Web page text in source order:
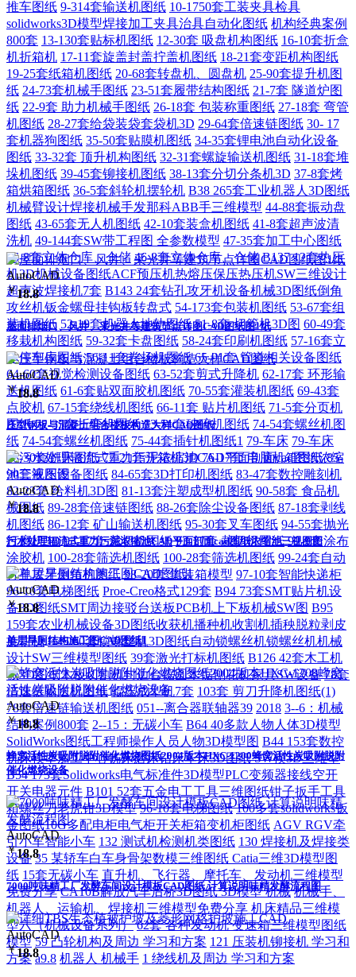
推车图纸 9-314套输送机图纸 10-1750套工装夹具检具
solidworks3D模型焊接加工夹具治具自动化图纸 机构经典案例
800套 13-130套贴标机图纸 12-30套 吸盘机构图纸 16-10套折盒
机折箱机 17-11套旋盖封盖拧盖机图纸 18-21套变距机构图纸
19-25套纸箱机图纸 20-68套转盘机、圆盘机 25-90套提升机图
纸 24-73套机械手图纸 23-51套履带结构图纸 21-7套 隧道炉图
纸 22-9套 助力机械手图纸 26-18套 包装称重图纸 27-18套 弯管
机图纸 28-27套给袋装袋套袋机3D 29-64套倍速链图纸 30- 17
套机器狗图纸 35-50套贴膜机图纸 34-35套锂电池自动化设备
图纸 33-32套 顶升机构图纸 32-31套螺旋输送机图纸 31-18套堆
垛机图纸 39-45套铆接机图纸 38-13套分切分条机3D 37-8套烤
箱烘箱图纸 36-5套斜轮机摆轮机 B38 265套工业机器人3D图纸
机械臂设计焊接机械手发那科ABB手三维模型 44-88套振动盘
图纸 43-65套无人机图纸 42-10套装盒机图纸 41-8套超声波清
洗机 49-144套SW带工程图 全参数模型 47-35套加工中心图纸
46-8套立体仓库、仓储 46-8套立体仓库、仓储 B137 12套热压
机3D机械设备图纸ACF预压机热熔压保压热压机SW三维设计
超声波焊接机7套 B143 24套钻孔攻牙机设备机械3D图纸倒角
攻丝机钣金螺母挂钩板转盘式 54-173套包装机图纸 53-67套组
装机图纸 52-19套机器人地轨图纸 51-8套 切管机3D图 60-49套
移栽机构图纸 59-32套卡盘图纸 58-24套印刷机图纸 57-16套立
体停车库图纸 56-11套卷扬机图纸 65-91套 管道相关设备图纸
64-60套视觉检测设备图纸 63-52套剪式升降机 62-17套 环形输
送机图纸 61-6套贴双面胶机图纸 70-55套灌装机图纸 69-43套
点胶机 67-15套绕线机图纸 66-11套 贴片机图纸 71-5套分页机
图纸 72-35套折弯机图纸 73-51套破碎机图纸 74-54套螺丝机图
纸 74-54套螺丝机图纸 75-44套插针机图纸1 79-车床 79-车床
78-30套铣床图纸 77-21套开箱机3D 76-17套 电脑机箱图纸 85-
90套液压设备图纸 84-65套3D打印机图纸 83-47套数控雕刻机
82-23套 给料机3D图 81-13套注塑成型机图纸 90-58套 食品机
械图纸 89-28套倍速链图纸 88-26套除尘设备图纸 87-18套剥线
机图纸 86-12套 矿山输送机图纸 95-30套叉车图纸 94-55套抛光
打磨机3D 93-17套 裁切机图纸 93-17套 裁切机图纸 92-9套涂布
涂胶机 100-28套筛选机图纸 100-28套筛选机图纸 99-24套自动
打孔攻牙倒角机图纸 98-20套 集装箱模型 97-10套智能快递柜
96-10套电梯图纸 Proe-Creo格式129套 B94 73套SMT贴片机设
备3D图纸SMT周边接驳台送板PCB机上下板机械SW图 B95
159套农业机械设备3D图纸收获机播种机收割机插秧脱粒剥皮
旋耕机 B46 60套锁螺丝机3D图纸自动锁螺丝机锁螺丝机机械
设计SW三维模型图纸 39套激光打标机图纸 B126 42套木工机
械3D图纸木板切割机封边台锯圆木锯刨花机家具SW设备 78套
倍速链输送机图纸 辊压成型机7套 103套 剪刀升降机图纸(1)
78套倍速链输送机图纸 051--离合器联轴器39 2018 3--6：机械
结构案例800套 2--15：无碳小车 B64 40多款人物人体3D模型
SolidWorks图纸工程师操作人员人物3D模型图 B44 153套数控
机床模型加工中心铣床磨床钻床车床3D图纸 SW模3D三维型
B54 173套Solidworks电气标准件3D模型PLC变频器接线空开
开关电器元件 B101 52套五金电工工具三维图纸钳子扳手工具
箱螺丝刀老虎钳3D模型 96-10套电梯图纸 100多套solidworks钣
金图纸10G多配电柜电气柜开关柜箱变机柜图纸 AGV RGV牵
引小车智能小车 132 测试机检测机类图纸 130 焊接机及焊接类
设备 35 某轿车白车身骨架数模三维图纸 Catia三维3D模型图
纸 15套无碳小车 直升机、飞行器、摩托车、发动机三维模型
免费分享 CA10B解放汽车后桥3D图纸 3D模型 机械 机械手、
机器人、运输机、焊接机三维模型免费分享 机床精品三维模
型六（机械设备系列） 62套 各种发动机 变速箱三维模型图纸
模型 59 凸轮机构及周边 学习和方案 121 压装机铆接机 学习和
方案 a9.8 机器人 机械手 1 绕线机及周边 学习和方案
AutoCAD
￥18.8
屋面排烟口、风井、采光井等建筑节点详图CAD图纸图1纸
AutoCAD
￥18.8
压型钢板与混凝土组合楼板构造大样CAD图纸
AutoCAD
￥18.8
污水处理辐流式重力污泥浓缩池CAD平面剖面cad图纸浓缩池三视图图
AutoCAD
￥18.8
单层旱厕结构施工图CAD图纸1
AutoCAD
￥18.8
蜂窝活性炭吸附脱附催化燃烧图纸2004版本HXC-1200蜂窝活性炭吸附脱附
催化燃烧设备
AutoCAD
￥18.8
7000吨味精工厂发酵车间设计模板CAD图纸 计算说明味精发酵流程图
AutoCAD
￥18.8